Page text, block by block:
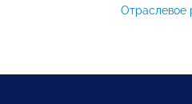
Отраслевое